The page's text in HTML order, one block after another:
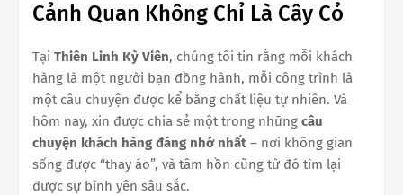
Cảnh Quan Không Chỉ Là Cây Cỏ
Tại Thiên Linh Kỳ Viên, chúng tôi tin rằng mỗi khách
hàng là một người bạn đồng hành, mỗi công trình là
một câu chuyện được kể bằng chất liệu tự nhiên. Và
hôm nay, xin được chia sẻ một trong những câu
chuyện khách hàng đáng nhớ nhất – nơi không gian
sống được “thay áo”, và tâm hồn cũng từ đó tìm lại
được sự bình yên sâu sắc.